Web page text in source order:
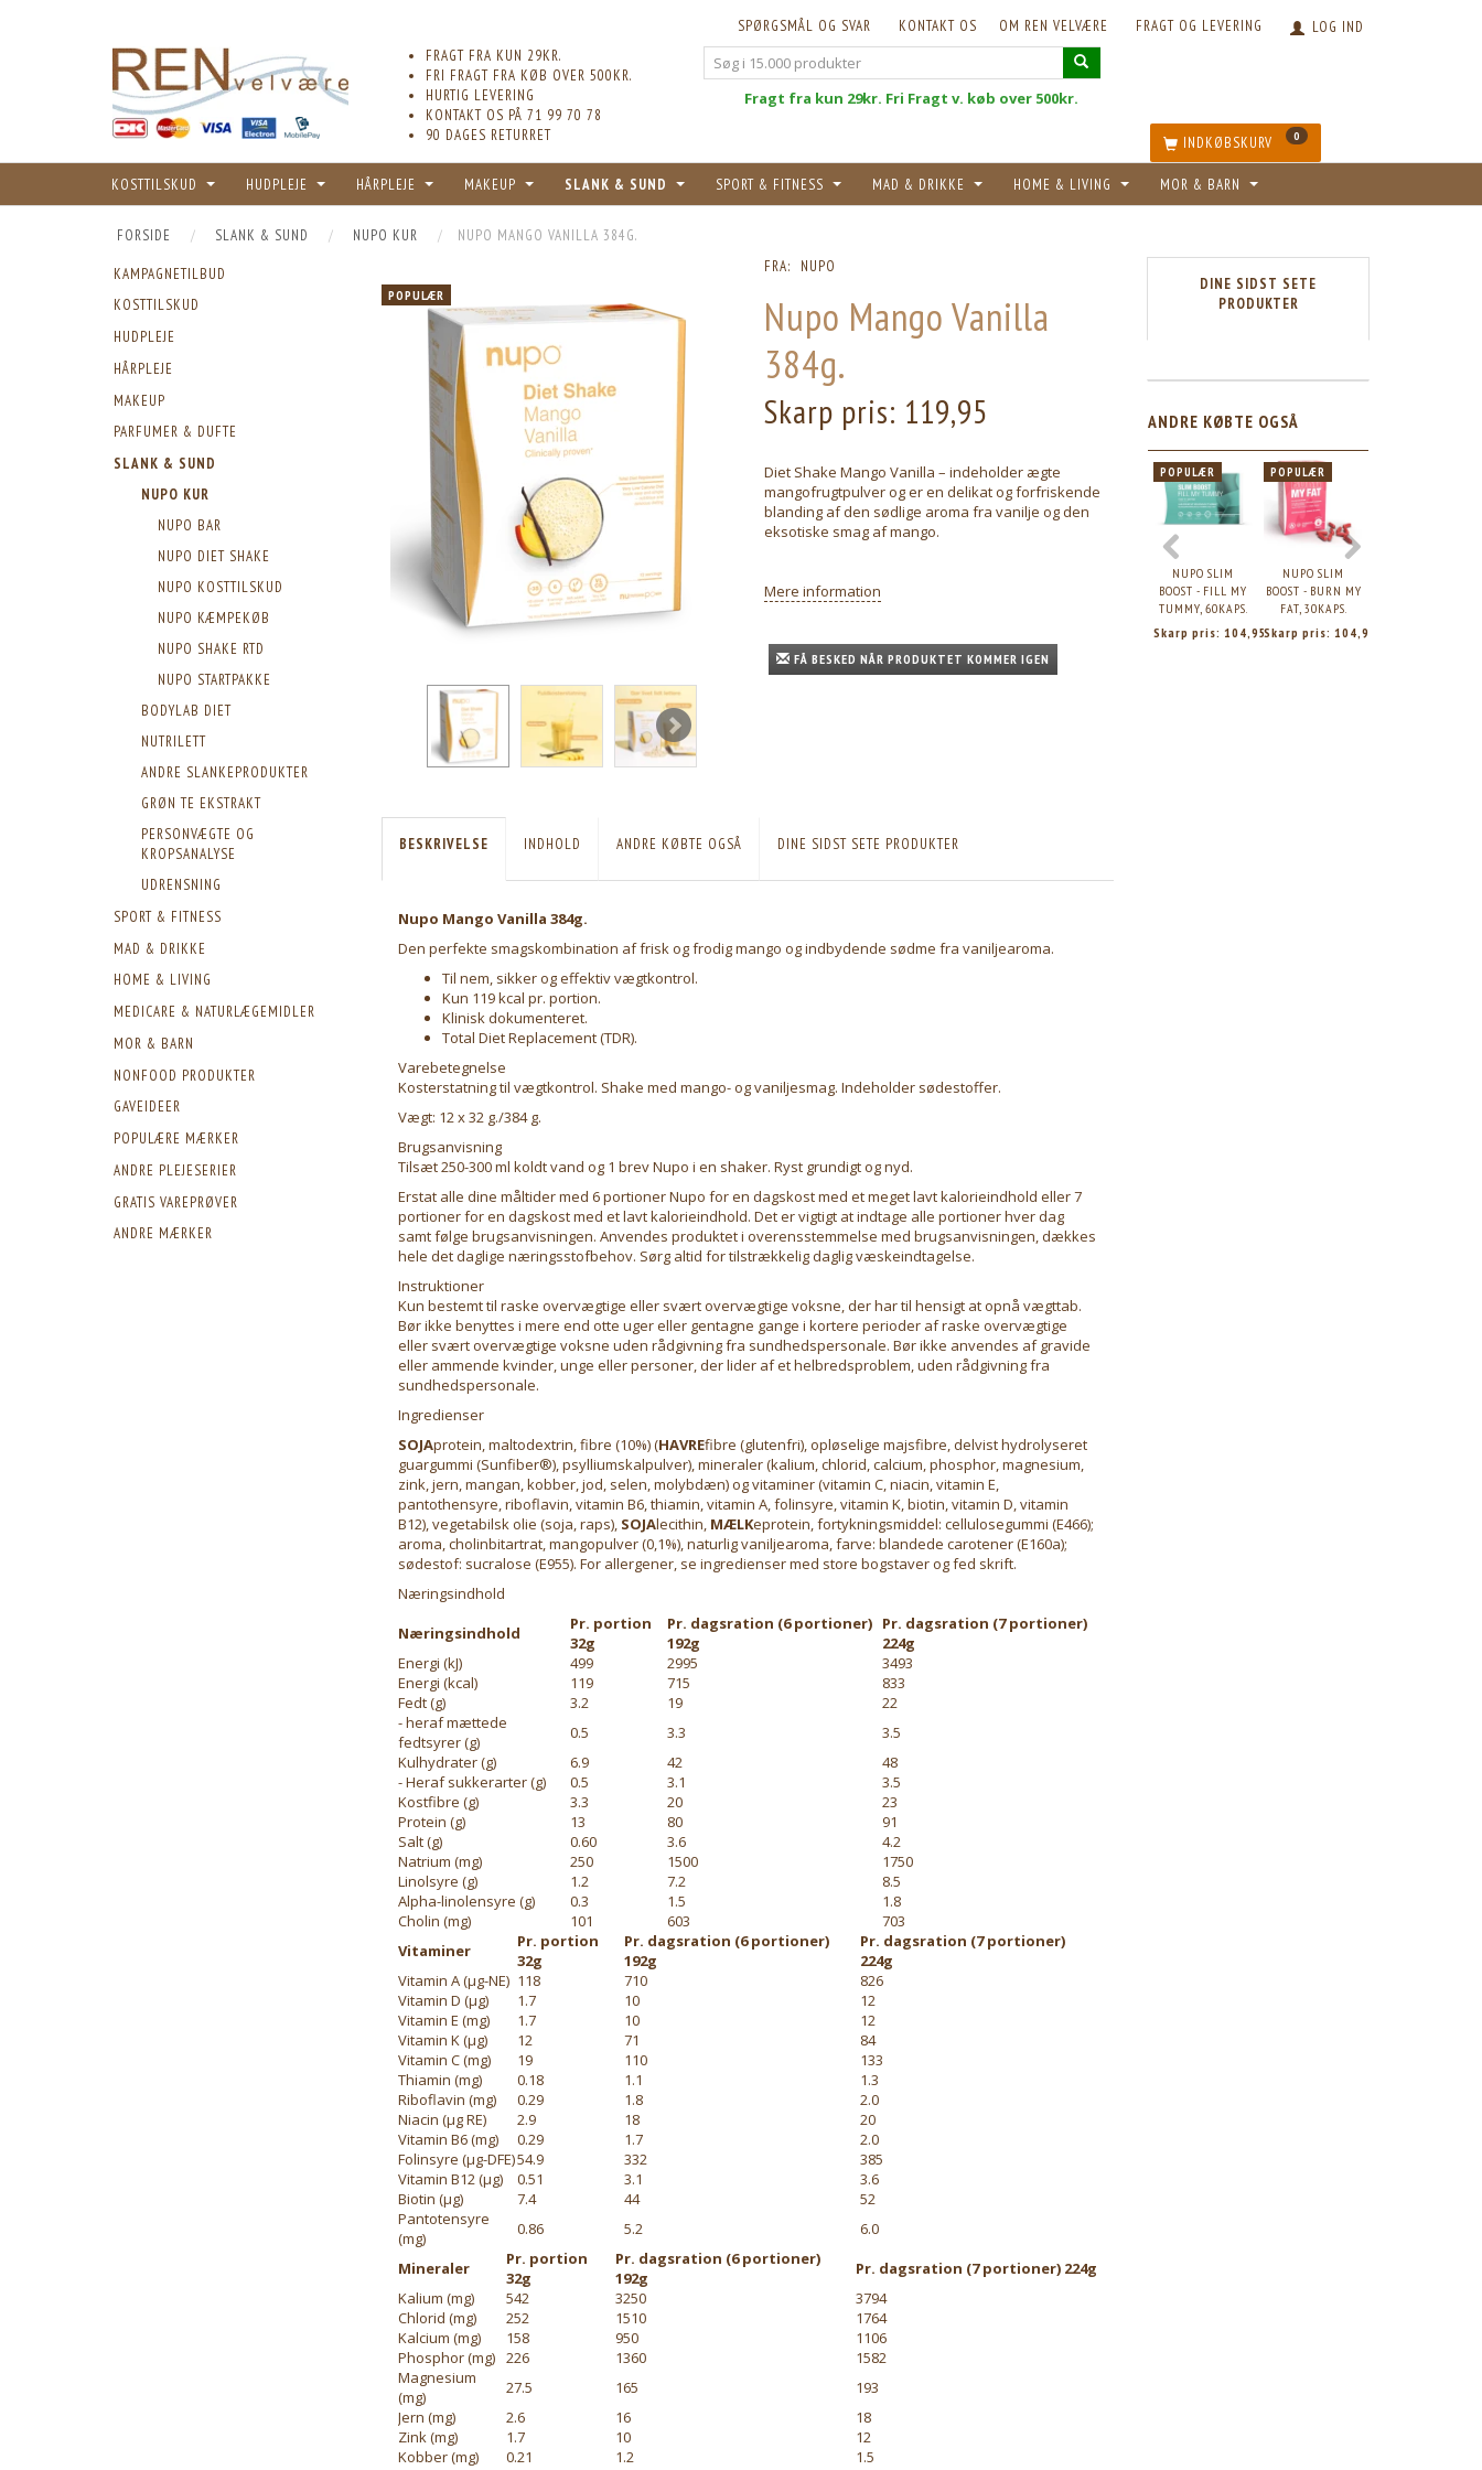
LOG IND
FRAGT OG LEVERING
OM REN VELVÆRE
KONTAKT OS
SPØRGSMÅL OG SVAR
FRAGT FRA KUN 29KR.
FRI FRAGT FRA KØB OVER 500KR.
HURTIG LEVERING
KONTAKT OS PÅ 71 99 70 78
90 DAGES RETURRET
Fragt fra kun 29kr. Fri Fragt v. køb over 500kr.
INDKØBSKURV 0
KOSTTILSKUD HUDPLEJE HÅRPLEJE MAKEUP SLANK & SUND SPORT & FITNESS MAD & DRIKKE HOME & LIVING MOR & BARN
FORSIDE SLANK & SUND NUPO KUR NUPO MANGO VANILLA 384G.
KAMPAGNETILBUD
KOSTTILSKUD
HUDPLEJE
HÅRPLEJE
MAKEUP
PARFUMER & DUFTE
SLANK & SUND
NUPO KUR
NUPO BAR
NUPO DIET SHAKE
NUPO KOSTTILSKUD
NUPO KÆMPEKØB
NUPO SHAKE RTD
NUPO STARTPAKKE
BODYLAB DIET
NUTRILETT
ANDRE SLANKEPRODUKTER
GRØN TE EKSTRAKT
PERSONVÆGTE OG
KROPSANALYSE
UDRENSNING
SPORT & FITNESS
MAD & DRIKKE
HOME & LIVING
MEDICARE & NATURLÆGEMIDLER
MOR & BARN
NONFOOD PRODUKTER
GAVEIDEER
POPULÆRE MÆRKER
ANDRE PLEJESERIER
GRATIS VAREPRØVER
ANDRE MÆRKER
POPULÆR
FRA: NUPO
Nupo Mango Vanilla
384g.
Skarp pris: 119,95
Diet Shake Mango Vanilla – indeholder ægte
mangofrugtpulver og er en delikat og forfriskende
blanding af den sødlige aroma fra vanilje og den
eksotiske smag af mango.
Mere information
FÅ BESKED NÅR PRODUKTET KOMMER IGEN
BESKRIVELSE INDHOLD ANDRE KØBTE OGSÅ DINE SIDST SETE PRODUKTER
Nupo Mango Vanilla 384g.
Den perfekte smagskombination af frisk og frodig mango og indbydende sødme fra vaniljearoma.
Til nem, sikker og effektiv vægtkontrol.
Kun 119 kcal pr. portion.
Klinisk dokumenteret.
Total Diet Replacement (TDR).
Varebetegnelse
Kosterstatning til vægtkontrol. Shake med mango- og vaniljesmag. Indeholder sødestoffer.
Vægt: 12 x 32 g./384 g.
Brugsanvisning
Tilsæt 250-300 ml koldt vand og 1 brev Nupo i en shaker. Ryst grundigt og nyd.
Erstat alle dine måltider med 6 portioner Nupo for en dagskost med et meget lavt kalorieindhold eller 7
portioner for en dagskost med et lavt kalorieindhold. Det er vigtigt at indtage alle portioner hver dag
samt følge brugsanvisningen. Anvendes produktet i overensstemmelse med brugsanvisningen, dækkes
hele det daglige næringsstofbehov. Sørg altid for tilstrækkelig daglig væskeindtagelse.
Instruktioner
Kun bestemt til raske overvægtige eller svært overvægtige voksne, der har til hensigt at opnå vægttab.
Bør ikke benyttes i mere end otte uger eller gentagne gange i kortere perioder af raske overvægtige
eller svært overvægtige voksne uden rådgivning fra sundhedspersonale. Bør ikke anvendes af gravide
eller ammende kvinder, unge eller personer, der lider af et helbredsproblem, uden rådgivning fra
sundhedspersonale.
Ingredienser
SOJAprotein, maltodextrin, fibre (10%) (HAVREfibre (glutenfri), opløselige majsfibre, delvist hydrolyseret
guargummi (Sunfiber®), psylliumskalpulver), mineraler (kalium, chlorid, calcium, phosphor, magnesium,
zink, jern, mangan, kobber, jod, selen, molybdæn) og vitaminer (vitamin C, niacin, vitamin E,
pantothensyre, riboflavin, vitamin B6, thiamin, vitamin A, folinsyre, vitamin K, biotin, vitamin D, vitamin
B12), vegetabilsk olie (soja, raps), SOJAlecithin, MÆLKeprotein, fortykningsmiddel: cellulosegummi (E466);
aroma, cholinbitartrat, mangopulver (0,1%), naturlig vaniljearoma, farve: blandede carotener (E160a);
sødestof: sucralose (E955). For allergener, se ingredienser med store bogstaver og fed skrift.
Næringsindhold
Næringsindhold
Pr. portion
32g
Pr. dagsration (6 portioner)
192g
Pr. dagsration (7 portioner)
224g
Energi (kJ)
499 2995
3493
Energi (kcal)
119 715
833
Fedt (g)
3.2 19
22
- heraf mættede
fedtsyrer (g)
0.5 3.3
3.5
Kulhydrater (g)
6.9 42
48
- Heraf sukkerarter (g)
0.5 3.1
3.5
Kostfibre (g)
3.3 20
23
Protein (g)
13 80
91
Salt (g)
0.60 3.6
4.2
Natrium (mg)
250 1500
1750
Linolsyre (g)
1.2 7.2
8.5
Alpha-linolensyre (g)
0.3 1.5
1.8
Cholin (mg)
101 603
703
Vitaminer
Pr. portion
32g
Pr. dagsration (6 portioner)
192g
Pr. dagsration (7 portioner)
224g
Vitamin A (μg-NE) 118 710
826
Vitamin D (μg)
1.7 10
12
Vitamin E (mg)
1.7 10
12
Vitamin K (μg)
12 71
84
Vitamin C (mg)
19 110
133
Thiamin (mg)
0.18 1.1
1.3
Riboflavin (mg)
0.29 1.8
2.0
Niacin (μg RE)
2.9 18
20
Vitamin B6 (mg)
0.29 1.7
2.0
Folinsyre (μg-DFE)54.9 332
385
Vitamin B12 (μg)
0.51 3.1
3.6
Biotin (μg)
7.4 44
52
Pantotensyre
(mg)
0.86 5.2
6.0
Mineraler
Pr. portion
32g
Pr. dagsration (6 portioner)
192g
Pr. dagsration (7 portioner) 224g
Kalium (mg)
542 3250
3794
Chlorid (mg)
252 1510
1764
Kalcium (mg)
158 950
1106
Phosphor (mg) 226 1360
1582
Magnesium
(mg)
27.5 165
193
Jern (mg)
2.6 16
18
Zink (mg)
1.7 10
12
Kobber (mg)
0.21 1.2
1.5
DINE SIDST SETE
PRODUKTER
ANDRE KØBTE OGSÅ
POPULÆR
NUPO SLIM
BOOST - FILL MY
TUMMY, 60KAPS.
Skarp pris:104,95
POPULÆR
NUPO SLIM
BOOST - BURN MY
FAT, 30KAPS.
Skarp pris:104,95